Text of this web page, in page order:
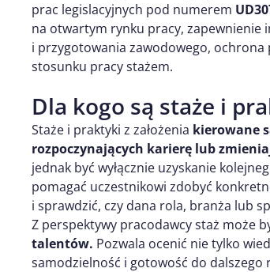
prac legislacyjnych pod numerem
na otwartym rynku pracy, zapewnienie
i przygotowania zawodowego,
stosunku pracy stażem.
Dla kogo są staże i
Staże i praktyki z założenia kierowane
rozpoczynających karierę lub
jednak być wyłącznie uzyskanie
pomagać uczestnikowi zdobyć
i sprawdzić, czy dana rola, branża lub
Z perspektywy pracodawcy staż może
talentów. Pozwala ocenić nie tylko
samodzielność i gotowość do dalszego